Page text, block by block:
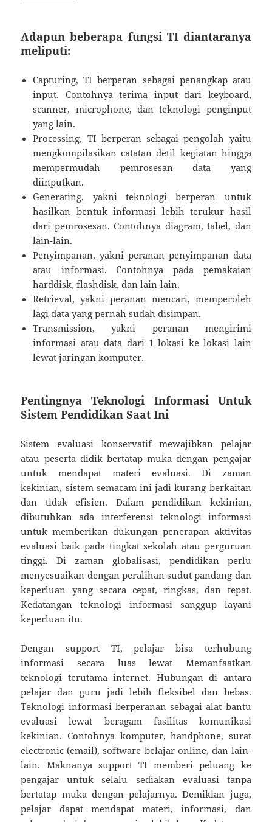
Adapun beberapa fungsi TI diantaranya
meliputi:
Capturing, TI berperan sebagai penangkap atau
input. Contohnya terima input dari keyboard,
scanner, microphone, dan teknologi penginput
yang lain.
Processing, TI berperan sebagai pengolah yaitu
mengkompilasikan catatan detil kegiatan hingga
mempermudah pemrosesan data yang
diinputkan.
Generating, yakni teknologi berperan untuk
hasilkan bentuk informasi lebih terukur hasil
dari pemrosesan. Contohnya diagram, tabel, dan
lain-lain.
Penyimpanan, yakni peranan penyimpanan data
atau informasi. Contohnya pada pemakaian
harddisk, flashdisk, dan lain-lain.
Retrieval, yakni peranan mencari, memperoleh
lagi data yang pernah sudah disimpan.
Transmission, yakni peranan mengirimi
informasi atau data dari 1 lokasi ke lokasi lain
lewat jaringan komputer.
Pentingnya Teknologi Informasi Untuk
Sistem Pendidikan Saat Ini
Sistem evaluasi konservatif mewajibkan pelajar
atau peserta didik bertatap muka dengan pengajar
untuk mendapat materi evaluasi. Di zaman
kekinian, sistem semacam ini jadi kurang berkaitan
dan tidak efisien. Dalam pendidikan kekinian,
dibutuhkan ada interferensi teknologi informasi
untuk memberikan dukungan penerapan aktivitas
evaluasi baik pada tingkat sekolah atau perguruan
tinggi. Di zaman globalisasi, pendidikan perlu
menyesuaikan dengan peralihan sudut pandang dan
keperluan yang secara cepat, ringkas, dan tepat.
Kedatangan teknologi informasi sanggup layani
keperluan itu.
Dengan support TI, pelajar bisa terhubung
informasi secara luas lewat Memanfaatkan
teknologi terutama internet. Hubungan di antara
pelajar dan guru jadi lebih fleksibel dan bebas.
Teknologi informasi berperanan sebagai alat bantu
evaluasi lewat beragam fasilitas komunikasi
kekinian. Contohnya komputer, handphone, surat
electronic (email), software belajar online, dan lain-
lain. Maknanya support TI memberi peluang ke
pengajar untuk selalu sediakan evaluasi tanpa
bertatap muka dengan pelajarnya. Demikian juga,
pelajar dapat mendapat materi, informasi, dan